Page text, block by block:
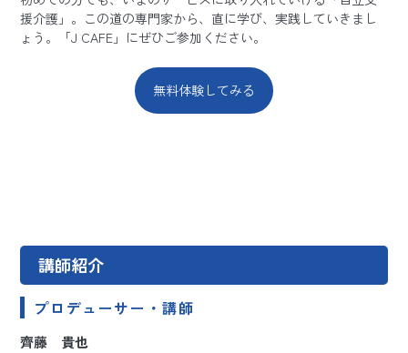
援介護」。この道の専門家から、直に学び、実践していきまし
ょう。「J CAFE」にぜひご参加ください。
無料体験してみる
講師紹介
プロデューサー・講師
齊藤 貴也